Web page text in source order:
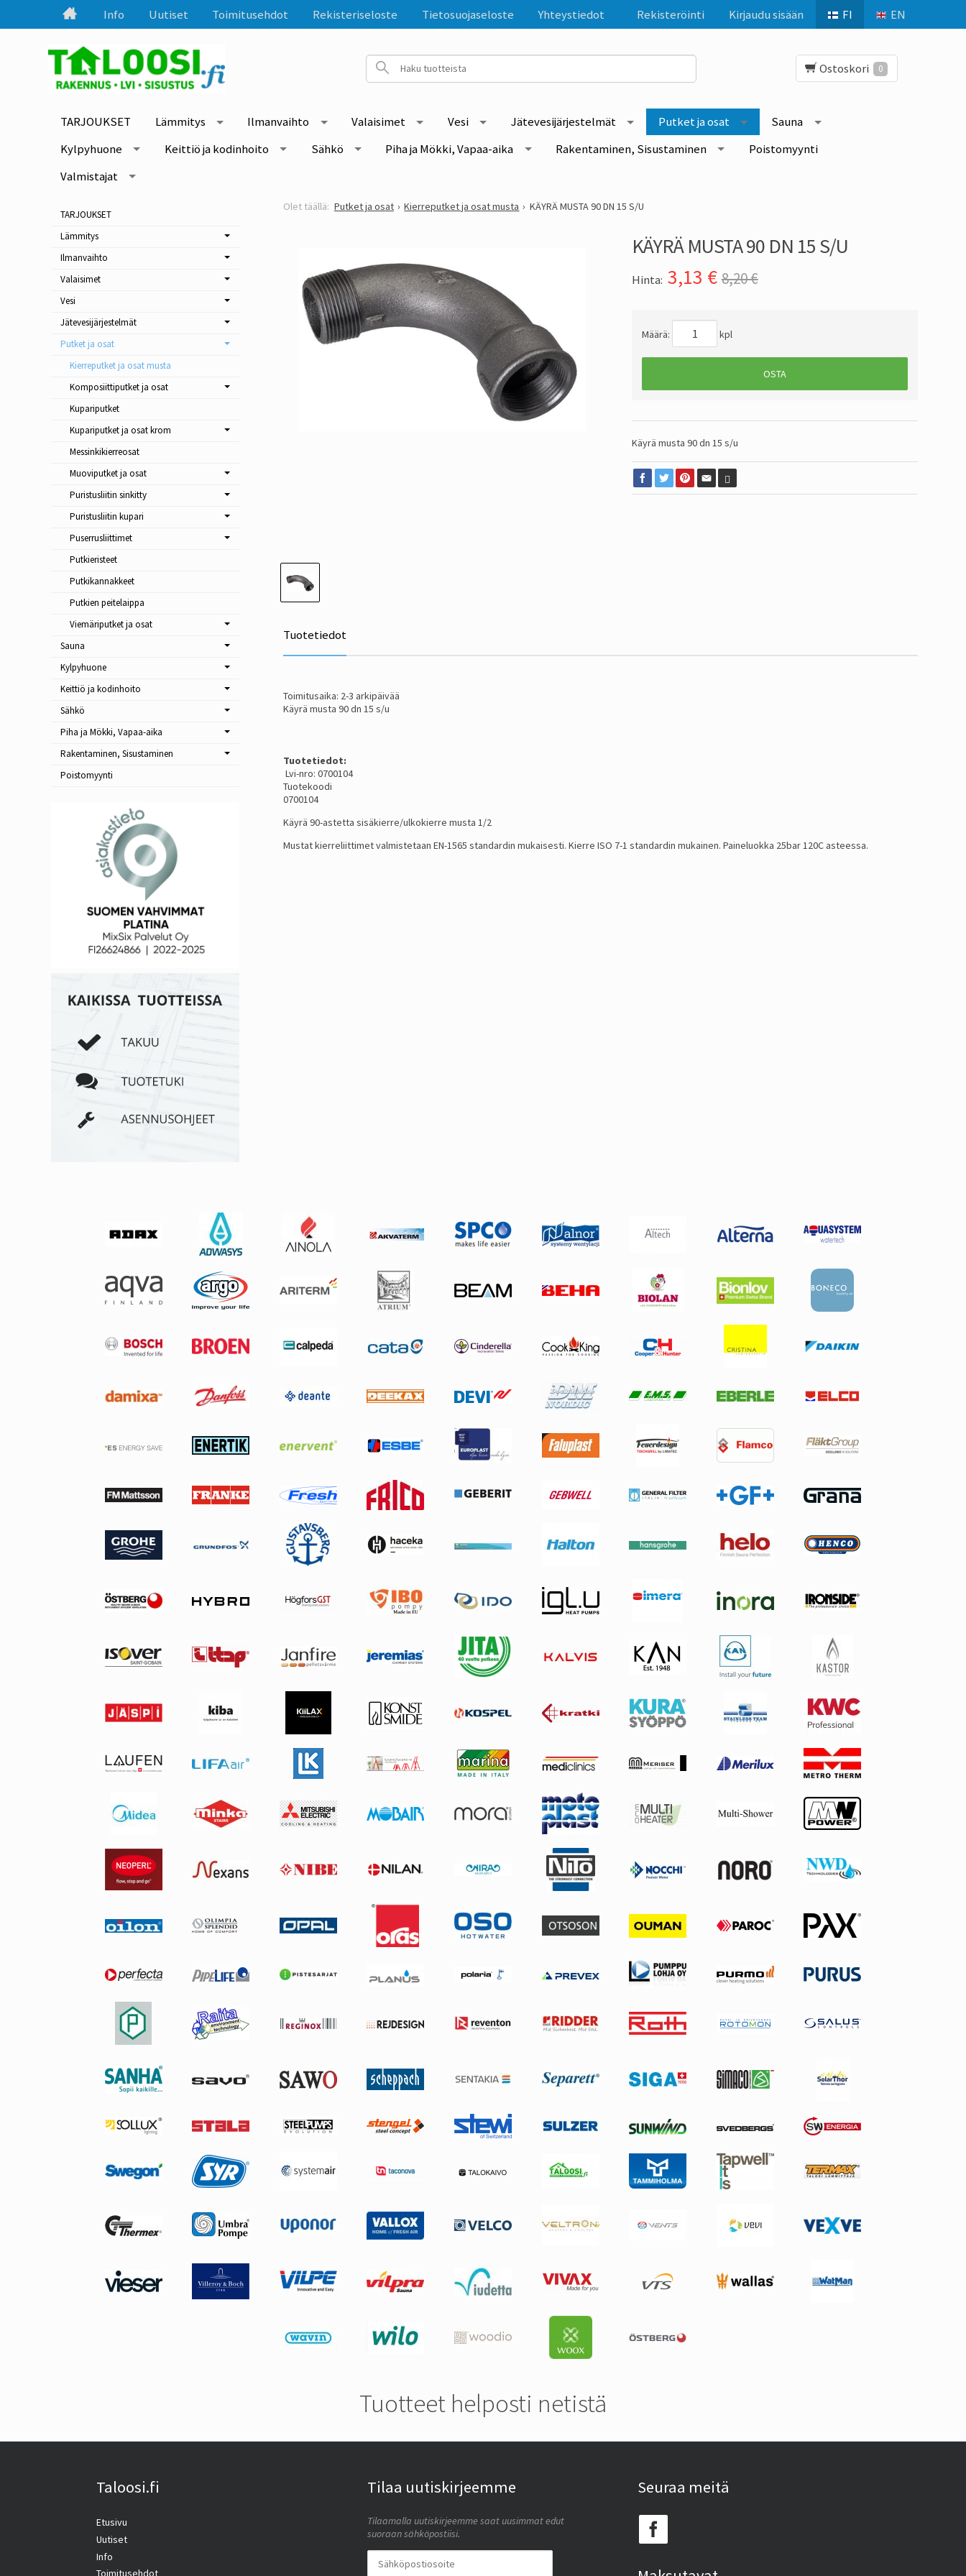
FI EN
Rekisteröinti Kirjaudu sisään
Info Uutiset Toimitusehdot Rekisteriseloste Tietosuojaseloste Yhteystiedot
Ostoskori 0
TARJOUKSET Lämmitys Ilmanvaihto Valaisimet Vesi Jätevesijärjestelmät Putket ja osat
Sauna
Kylpyhuone
Keittiö ja kodinhoito Sähkö Piha ja Mökki, Vapaa-aika Rakentaminen, Sisustaminen
Poistomyynti
Valmistajat
Putket ja osat Kierreputket ja osat musta KÄYRÄ MUSTA 90 DN 15 S/U
KÄYRÄ MUSTA 90 DN 15 S/U
Hinta: 3,13 € 8,20 €
Määrä: kpl
OSTA
Käyrä musta 90 dn 15 s/u
Tuotetiedot
Toimitusaika: 2-3 arkipäivää
Käyrä musta 90 dn 15 s/u
Tuotetiedot:
Lvi-nro: 0700104
Tuotekoodi
0700104
Käyrä 90-astetta sisäkierre/ulkokierre musta 1/2
Mustat kierreliittimet valmistetaan EN-1565 standardin mukaisesti. Kierre ISO 7-1 standardin mukainen. Paineluokka 25bar 120C asteessa.
TARJOUKSET
Lämmitys
Ilmanvaihto
Valaisimet
Vesi
Jätevesijärjestelmät
Putket ja osat
Kierreputket ja osat musta
Komposiittiputket ja osat
Kupariputket
Kupariputket ja osat krom
Messinkikierreosat
Muoviputket ja osat
Puristusliitin sinkitty
Puristusliitin kupari
Puserrusliittimet
Putkieristeet
Putkikannakkeet
Putkien peitelaippa
Viemäriputket ja osat
Sauna
Kylpyhuone
Keittiö ja kodinhoito
Sähkö
Piha ja Mökki, Vapaa-aika
Rakentaminen, Sisustaminen
Poistomyynti
Tuotteet helposti netistä
Taloosi.fi
Etusivu
Uutiset
Info
Toimitusehdot
Tilaa uutiskirjeemme
Tilaamalla uutiskirjeemme saat uusimmat edut
suoraan sähköpostiisi.
Seuraa meitä